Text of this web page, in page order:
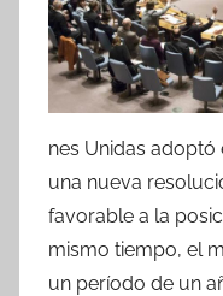
nes Unidas adoptó
una nueva
favorable a la
mismo tiempo, el
un período de un